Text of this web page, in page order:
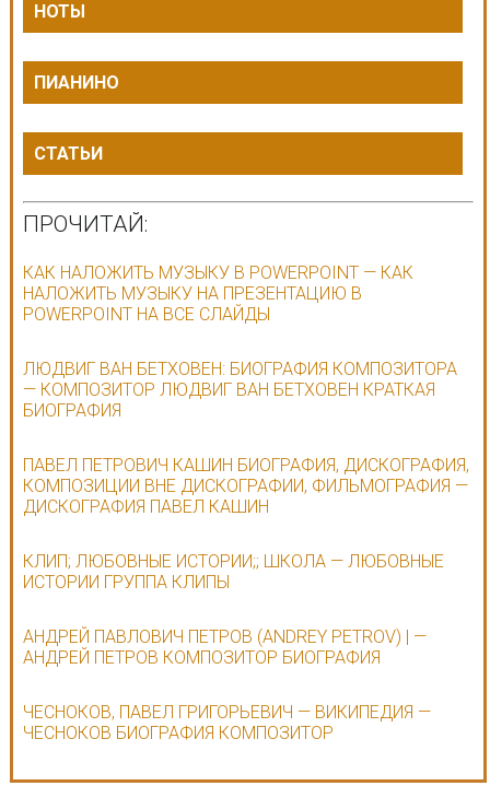
НОТЫ
ПИАНИНО
СТАТЬИ
ПРОЧИТАЙ:
КАК НАЛОЖИТЬ МУЗЫКУ В POWERPOINT — КАК
НАЛОЖИТЬ МУЗЫКУ НА ПРЕЗЕНТАЦИЮ В
POWERPOINT НА ВСЕ СЛАЙДЫ
ЛЮДВИГ ВАН БЕТХОВЕН: БИОГРАФИЯ КОМПОЗИТОРА
— КОМПОЗИТОР ЛЮДВИГ ВАН БЕТХОВЕН КРАТКАЯ
БИОГРАФИЯ
ПАВЕЛ ПЕТРОВИЧ КАШИН БИОГРАФИЯ, ДИСКОГРАФИЯ,
КОМПОЗИЦИИ ВНЕ ДИСКОГРАФИИ, ФИЛЬМОГРАФИЯ —
ДИСКОГРАФИЯ ПАВЕЛ КАШИН
КЛИП; ЛЮБОВНЫЕ ИСТОРИИ;; ШКОЛА — ЛЮБОВНЫЕ
ИСТОРИИ ГРУППА КЛИПЫ
АНДРЕЙ ПАВЛОВИЧ ПЕТРОВ (ANDREY PETROV) | —
АНДРЕЙ ПЕТРОВ КОМПОЗИТОР БИОГРАФИЯ
ЧЕСНОКОВ, ПАВЕЛ ГРИГОРЬЕВИЧ — ВИКИПЕДИЯ —
ЧЕСНОКОВ БИОГРАФИЯ КОМПОЗИТОР